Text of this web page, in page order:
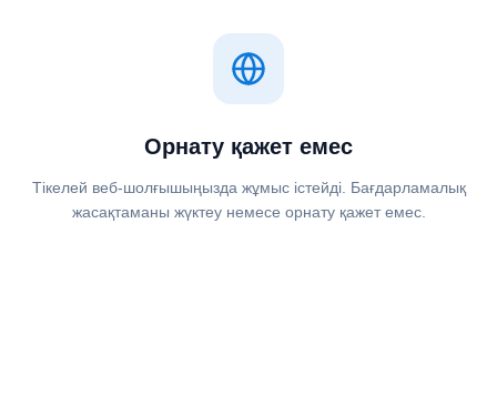
Орнату қажет емес
Тікелей веб-шолғышыңызда жұмыс істейді. Бағдарламалық
жасақтаманы жүктеу немесе орнату қажет емес.